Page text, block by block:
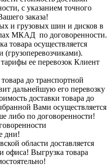
с указанием точного
заказа!
и грузовых шин и дисков в
МКАД по договоренности.
товара осуществляется
ее перевозок Клиент
до транспортной
дальнейшую его перевозку
доставки товара до
Вами осуществляется
либо по договоренности!
дни!
области доставляется
офиса! Выгрузка товара